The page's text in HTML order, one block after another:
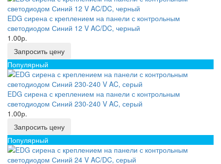
EDG сирена с креплением на панели с контрольным
светодиодом Синий 12 V AC/DC, черный
1.00р.
Запросить цену
Популярный
EDG сирена с креплением на панели с контрольным
светодиодом Синий 230-240 V AC, серый
1.00р.
Запросить цену
Популярный